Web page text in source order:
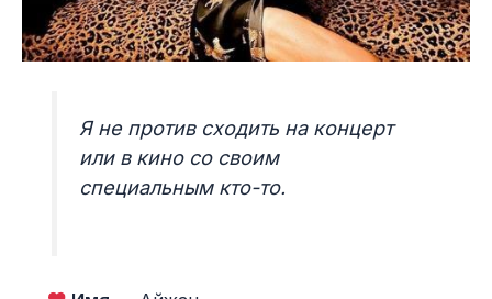
Я не против сходить на концерт
или в кино со своим
специальным кто-то.